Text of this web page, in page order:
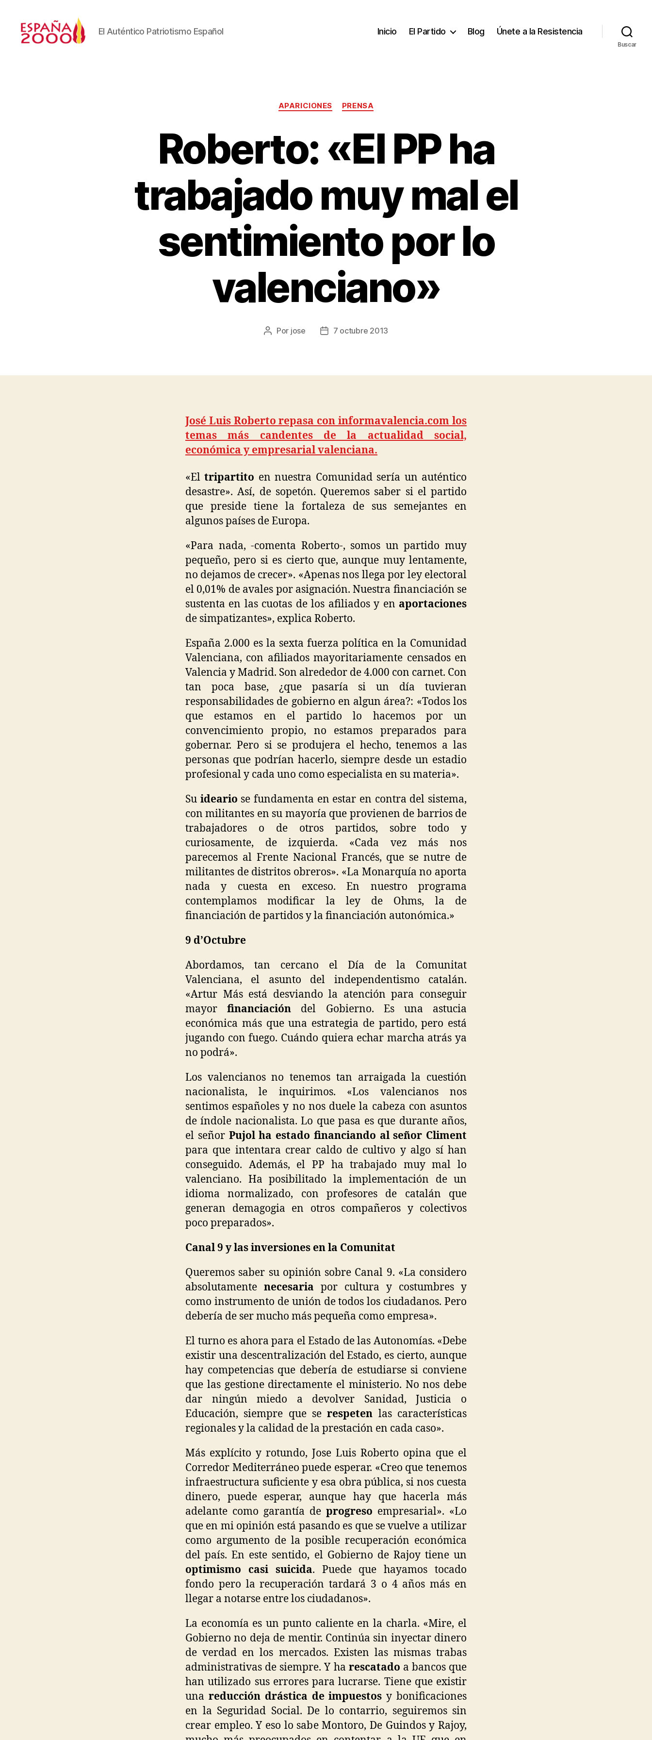
El Auténtico Patriotismo Español Inicio El Partido Blog Únete a la Resistencia
Buscar
APARICIONES PRENSA
Roberto: «El PP ha
trabajado muy mal el
sentimiento por lo
valenciano»
Por jose 7 octubre 2013
José Luis Roberto repasa con informavalencia.com los
temas más candentes de la actualidad social,
económica y empresarial valenciana.
«Eltripartito en nuestra Comunidad sería un auténtico
desastre». Así, de sopetón. Queremos saber si el partido
que preside tiene la fortaleza de sus semejantes en
algunos países de Europa.
«Para nada, -comenta Roberto-, somos un partido muy
pequeño, pero si es cierto que, aunque muy lentamente,
no dejamos de crecer». «Apenas nos llega por ley electoral
el 0,01% de avales por asignación. Nuestra financiación se
sustenta en las cuotas de los afiliados y en aportaciones
de simpatizantes», explica Roberto.
España 2.000 es la sexta fuerza política en la Comunidad
Valenciana, con afiliados mayoritariamente censados en
Valencia y Madrid. Son alrededor de 4.000 con carnet. Con
tan poca base, ¿que pasaría si un día tuvieran
responsabilidades de gobierno en algun área?: «Todos los
que estamos en el partido lo hacemos por un
convencimiento propio, no estamos preparados para
gobernar. Pero si se produjera el hecho, tenemos a las
personas que podrían hacerlo, siempre desde un estadio
profesional y cada uno como especialista en su materia».
Su ideario se fundamenta en estar en contra del sistema,
con militantes en su mayoría que provienen de barrios de
trabajadores o de otros partidos, sobre todo y
curiosamente, de izquierda. «Cada vez más nos
parecemos al Frente Nacional Francés, que se nutre de
militantes de distritos obreros». «La Monarquía no aporta
nada y cuesta en exceso. En nuestro programa
contemplamos modificar la ley de Ohms, la de
financiación de partidos y la financiación autonómica.»
9 d’Octubre
Abordamos, tan cercano el Día de la Comunitat
Valenciana, el asunto del independentismo catalán.
«Artur Más está desviando la atención para conseguir
mayor financiación del Gobierno. Es una astucia
económica más que una estrategia de partido, pero está
jugando con fuego. Cuándo quiera echar marcha atrás ya
no podrá».
Los valencianos no tenemos tan arraigada la cuestión
nacionalista, le inquirimos. «Los valencianos nos
sentimos españoles y no nos duele la cabeza con asuntos
de índole nacionalista. Lo que pasa es que durante años,
el señor Pujol ha estado financiando al señor Climent
para que intentara crear caldo de cultivo y algo sí han
conseguido. Además, el PP ha trabajado muy mal lo
valenciano. Ha posibilitado la implementación de un
idioma normalizado, con profesores de catalán que
generan demagogia en otros compañeros y colectivos
poco preparados».
Canal 9 y las inversiones en la Comunitat
Queremos saber su opinión sobre Canal 9. «La considero
absolutamente necesaria por cultura y costumbres y
como instrumento de unión de todos los ciudadanos. Pero
debería de ser mucho más pequeña como empresa».
El turno es ahora para el Estado de las Autonomías. «Debe
existir una descentralización del Estado, es cierto, aunque
hay competencias que debería de estudiarse si conviene
que las gestione directamente el ministerio. No nos debe
dar ningún miedo a devolver Sanidad, Justicia o
Educación, siempre que serespeten las características
regionales y la calidad de la prestación en cada caso».
Más explícito y rotundo, Jose Luis Roberto opina que el
Corredor Mediterráneo puede esperar. «Creo que tenemos
infraestructura suficiente y esa obra pública, si nos cuesta
dinero, puede esperar, aunque hay que hacerla más
adelante como garantía de progreso empresarial». «Lo
que en mi opinión está pasando es que se vuelve a utilizar
como argumento de la posible recuperación económica
del país. En este sentido, el Gobierno de Rajoy tiene un
optimismo casi suicida. Puede que hayamos tocado
fondo pero la recuperación tardará 3 o 4 años más en
llegar a notarse entre los ciudadanos».
La economía es un punto caliente en la charla. «Mire, el
Gobierno no deja de mentir. Continúa sin inyectar dinero
de verdad en los mercados. Existen las mismas trabas
administrativas de siempre. Y ha rescatado a bancos que
han utilizado sus errores para lucrarse. Tiene que existir
una reducción drástica de impuestos y bonificaciones
en la Seguridad Social. De lo contarrio, seguiremos sin
crear empleo. Y eso lo sabe Montoro, De Guindos y Rajoy,